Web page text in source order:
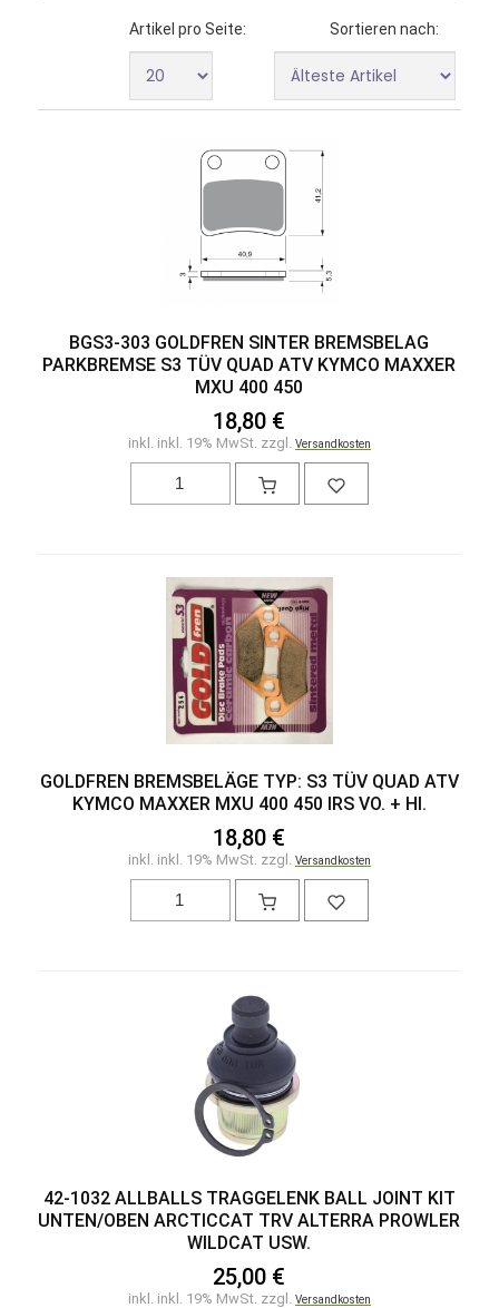
Sortieren nach:
Artikel pro Seite:
BGS3-303 GOLDFREN SINTER BREMSBELAG
PARKBREMSE S3 TÜV QUAD ATV KYMCO MAXXER
MXU 400 450
18,80 €
inkl. inkl. 19% MwSt. zzgl. Versandkosten
GOLDFREN BREMSBELÄGE TYP: S3 TÜV QUAD ATV
KYMCO MAXXER MXU 400 450 IRS VO. + HI.
18,80 €
inkl. inkl. 19% MwSt. zzgl. Versandkosten
42-1032 ALLBALLS TRAGGELENK BALL JOINT KIT
UNTEN/OBEN ARCTICCAT TRV ALTERRA PROWLER
WILDCAT USW.
25,00 €
inkl. inkl. 19% MwSt. zzgl. Versandkosten